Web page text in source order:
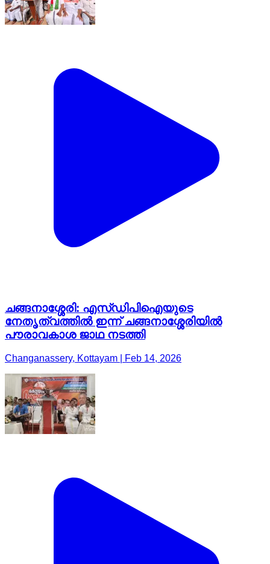
ചങ്ങനാശ്ശേരി: എസ്ഡിപിഐയുടെ
നേതൃത്വത്തിൽ ഇന്ന് ചങ്ങനാശ്ശേരിയിൽ
പൗരാവകാശ ജാഥ നടത്തി
Changanassery, Kottayam | Feb 14, 2026